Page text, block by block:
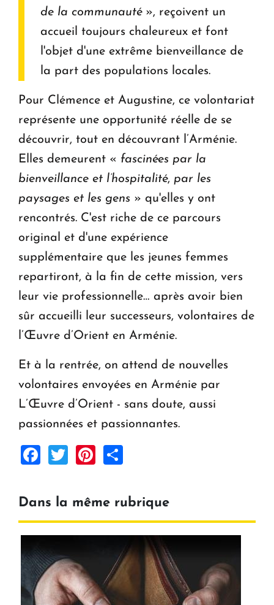
de la communauté», reçoivent un
accueil toujours chaleureux et font
l'objet d'une extrême bienveillance de
la part des populations locales.
Pour Clémence et Augustine, ce volontariat
représente une opportunité réelle de se
découvrir, tout en découvrant l’Arménie.
Elles demeurent « fascinées par la
bienveillance et l’hospitalité, par les
paysages et les gens » qu'elles y ont
rencontrés. C'est riche de ce parcours
original et d'une expérience
supplémentaire que les jeunes femmes
repartiront, à la fin de cette mission, vers
leur vie professionnelle… après avoir bien
sûr accueilli leur successeurs, volontaires de
l’Œuvre d’Orient en Arménie.
Et à la rentrée, on attend de nouvelles
volontaires envoyées en Arménie par
L’Œuvre d’Orient - sans doute, aussi
passionnées et passionnantes.
Facebook
TwitterPinterest
Dans la même rubrique